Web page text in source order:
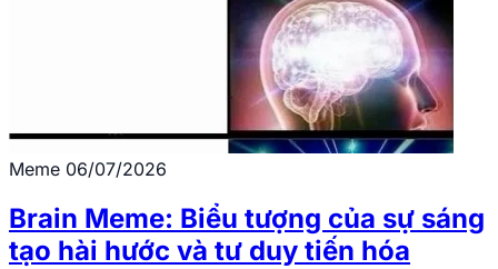
Meme 06/07/2026
Brain Meme: Biểu tượng của sự sáng
tạo hài hước và tư duy tiến hóa